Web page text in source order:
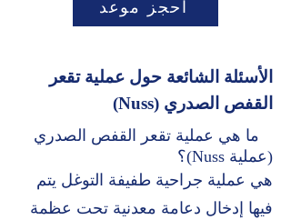
احجز موعد
الأسئلة الشائعة حول عملية تقعر
القفص الصدري (Nuss)
ما هي عملية تقعر القفص الصدري
(عملية Nuss)؟
هي عملية جراحية طفيفة التوغل يتم
فيها إدخال دعامة معدنية تحت عظمة